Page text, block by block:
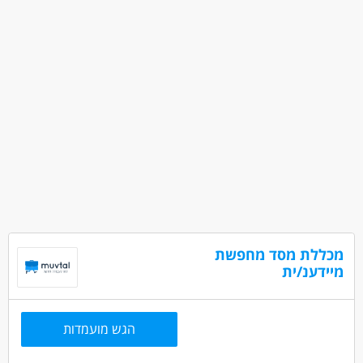
מכללת מסד מחפשת
מיידענ/ית
הגש מועמדות